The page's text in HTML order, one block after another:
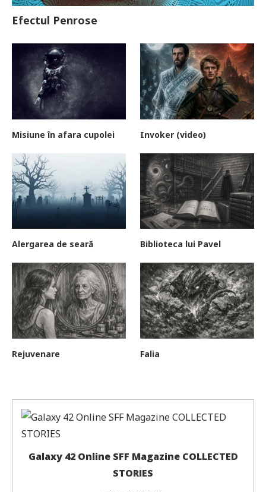
Efectul Penrose
Misiune în afara cupolei Invoker (video)
Alergarea de seară Biblioteca lui Pavel
Rejuvenare Falia
Galaxy 42 Online SFF Magazine COLLECTED
STORIES